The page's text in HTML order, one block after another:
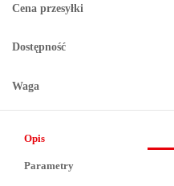
Cena przesyłki
Dostępność
Waga
Opis
Parametry